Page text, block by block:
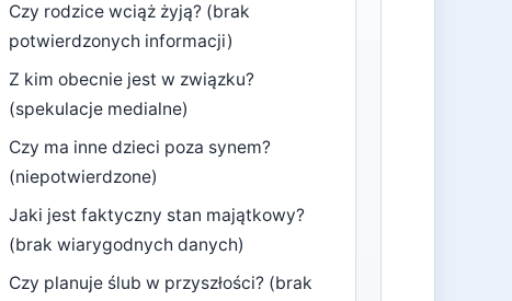
Czy rodzice wciąż żyją? (brak
potwierdzonych informacji)
Z kim obecnie jest w związku?
(spekulacje medialne)
Czy ma inne dzieci poza synem?
(niepotwierdzone)
Jaki jest faktyczny stan majątkowy?
(brak wiarygodnych danych)
Czy planuje ślub w przyszłości? (brak